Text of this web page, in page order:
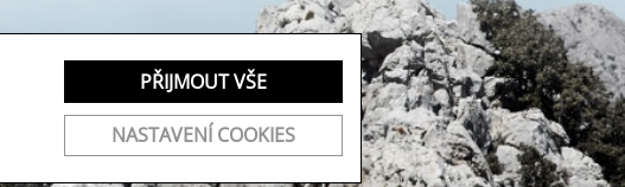
PŘIJMOUT VŠE
NASTAVENÍ COOKIES